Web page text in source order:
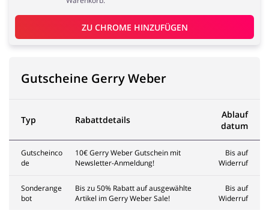
ZU CHROME HINZUFÜGEN
Gutscheine Gerry Weber
Typ Rabattdetails
Ablauf
datum
Gutscheinco
de
10€ Gerry Weber Gutschein mit
Newsletter-Anmeldung!
Bis auf
Widerruf
Sonderange
bot
Bis zu 50% Rabatt auf ausgewählte
Artikel im Gerry Weber Sale!
Bis auf
Widerruf